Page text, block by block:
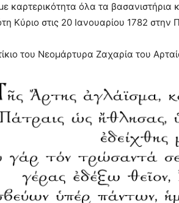
καρτερικότητα όλα τα
Κύριο στις 20 Ιανουαρίου 1782 στην
του Νεομάρτυρα Ζαχαρία του